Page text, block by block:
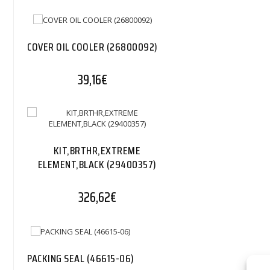
COVER OIL COOLER (26800092)
39,16€
KIT,BRTHR,EXTREME
ELEMENT,BLACK (29400357)
326,62€
PACKING SEAL (46615-06)